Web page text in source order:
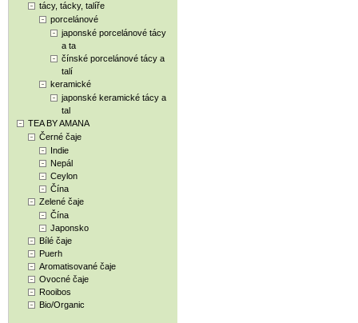
tácy, tácky, talíře
porcelánové
japonské porcelánové tácy
a ta
čínské porcelánové tácy a
talí
keramické
japonské keramické tácy a
tal
TEA BY AMANA
Černé čaje
Indie
Nepál
Ceylon
Čína
Zelené čaje
Čína
Japonsko
Bílé čaje
Puerh
Aromatisované čaje
Ovocné čaje
Rooibos
Bio/Organic